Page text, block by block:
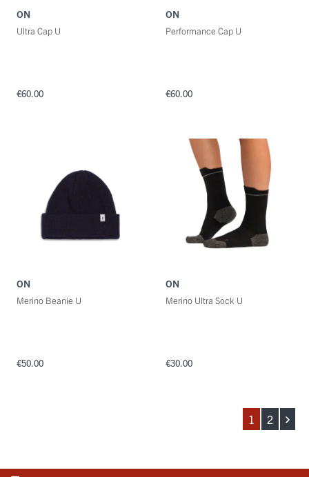
ON
Ultra Cap U
€60.00
ON
Performance Cap U
€60.00
ON
Merino Beanie U
€50.00
ON
Merino Ultra Sock U
€30.00
1 2